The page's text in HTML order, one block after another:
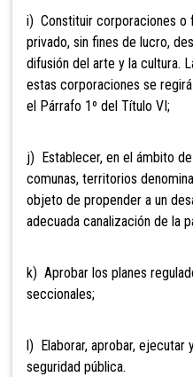
i) Constituir corporaciones o
privado, sin fines de lucro,
difusión del arte y la cultura.
estas corporaciones se
el Párrafo 1º del Título VI;
j) Establecer, en el ámbito
comunas, territorios
objeto de propender a un
adecuada canalización de la
k) Aprobar los planes
seccionales;
l) Elaborar, aprobar, ejecutar
seguridad pública.